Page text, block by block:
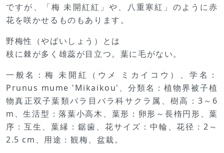
ですが、「梅 未開紅紅」や、八重寒紅」のように赤
花を咲かせるものもあります。
野梅性（やばいしょう）とは
枝に棘が多く雄蕊が目立つ。葉に毛がない。
一般名：梅 未開紅（ウメ ミカイコウ）、学名：
Prunus mume 'Mikaikou'、分類名：植物界被子植
物真正双子葉類バラ目バラ科サクラ属、樹高：3～6
m、生活型：落葉小高木、葉形：卵形～長楕円形、葉
序：互生、葉縁：鋸歯、花サイズ：中輪、花径：2～
2.5 cm、用途：観梅、盆栽。